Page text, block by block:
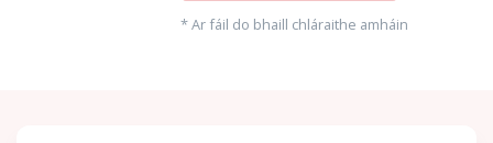
* Ar fáil do bhaill chláraithe amháin